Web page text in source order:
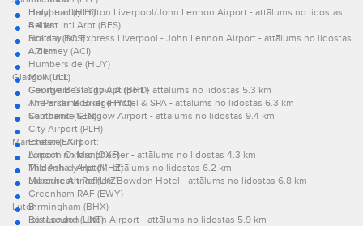
Holyhead (HLY)
Belfast Intl Arpt (BFS)
Scatsta (SCS)
Alderney (ACI)
Humberside (HUY)
Mull (ULL)
George Best City Apt (BHD)
Air Parker Booker (HYC)
Southend (SEN)
City Airport (PLH)
Exeter (EXT)
London Oxford (OXF)
Mildenhall Arpt (MHZ)
Lakenheath Raf (LKZ)
Greenham RAF (EWY)
Birmingham (BHX)
Baltasound (UNT)
Hampton by Hilton Liverpool/John Lennon Airport - attālums no lidostas
4.4 km
Holiday Inn Express Liverpool - John Lennon Airport - attālums no lidostas
4.7 km
Glasgow Intl:
Courtyard Glasgow Airport - attālums no lidostas 5.3 km
The Erskine Bridge Hotel & SPA - attālums no lidostas 6.3 km
Campanile Glasgow Airport - attālums no lidostas 9.4 km
Manchester Airport:
Airport Inn Manchester - attālums no lidostas 4.3 km
The Ashley Hotel - attālums no lidostas 6.2 km
Mercure Altrincham Bowdon Hotel - attālums no lidostas 6.8 km
Luton:
Ibis London Luton Airport - attālums no lidostas 5.9 km